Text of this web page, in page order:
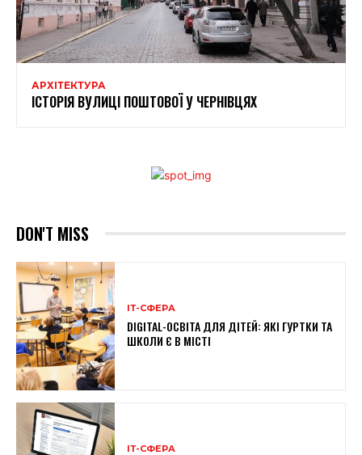
АРХІТЕКТУРА
ІСТОРІЯ ВУЛИЦІ ПОШТОВОЇ У ЧЕРНІВЦЯХ
DON'T MISS
ІТ-СФЕРА
DIGITAL-ОСВІТА ДЛЯ ДІТЕЙ: ЯКІ ГУРТКИ ТА
ШКОЛИ Є В МІСТІ
ІТ-СФЕРА